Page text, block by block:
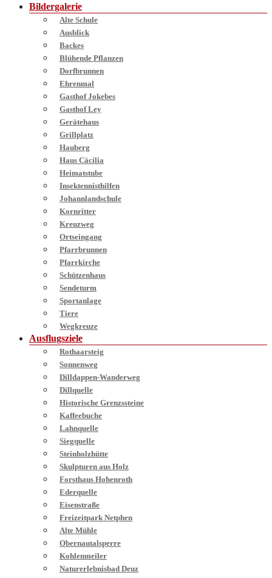
Bildergalerie
Alte Schule
Ausblick
Backes
Blühende Pflanzen
Dorfbrunnen
Ehrenmal
Gasthof Jokebes
Gasthof Ley
Gerätehaus
Grillplatz
Hauberg
Haus Cäcilia
Heimatstube
Insektennisthilfen
Johannlandschule
Kornritter
Kreuzweg
Ortseingang
Pfarrbrunnen
Pfarrkirche
Schützenhaus
Sendeturm
Sportanlage
Tiere
Wegkreuze
Ausflugsziele
Rothaarsteig
Sonnenweg
Dilldappen-Wanderweg
Dillquelle
Historische Grenzssteine
Kaffeebuche
Lahnquelle
Siegquelle
Steinholzhütte
Skulpturen aus Holz
Forsthaus Hohenroth
Ederquelle
Eisenstraße
Freizeitpark Netphen
Alte Mühle
Obernautalsperre
Kohlenmeiler
Naturerlebnisbad Deuz